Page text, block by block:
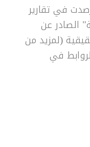
في تقارير
الصادر عن
(لمزيد من
في